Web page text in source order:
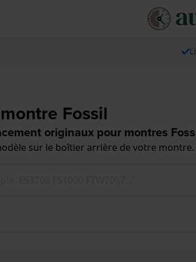
Fossil
originaux pour montres
sur le boîtier arrière de votre